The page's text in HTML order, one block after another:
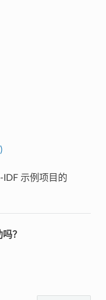
IDF 示例项目的
？